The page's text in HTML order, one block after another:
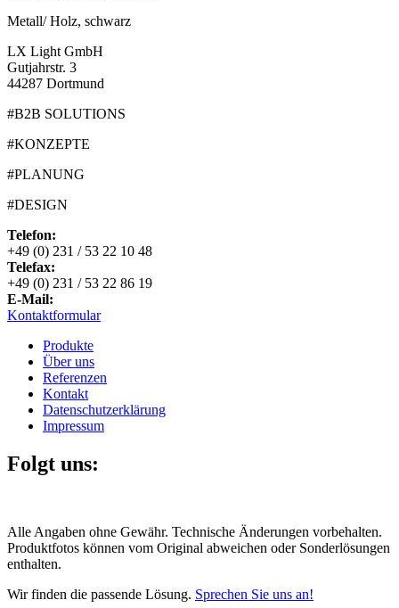
Metall/ Holz, schwarz
LX Light GmbH
Gutjahrstr. 3
44287 Dortmund
#B2B SOLUTIONS
#KONZEPTE
#PLANUNG
#DESIGN
Telefon:
+49 (0) 231 / 53 22 10 48
Telefax:
+49 (0) 231 / 53 22 86 19
E-Mail:
Kontaktformular
Produkte
Über uns
Referenzen
Kontakt
Datenschutzerklärung
Impressum
Folgt uns:
Alle Angaben ohne Gewähr. Technische Änderungen vorbehalten.
Produktfotos können vom Original abweichen oder Sonderlösungen
enthalten.
Wir finden die passende Lösung. Sprechen Sie uns an!